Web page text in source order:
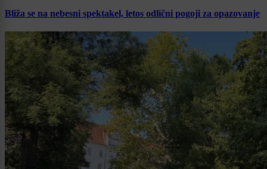
Bliža se na nebesni spektakel, letos odlični pogoji za opazovanje